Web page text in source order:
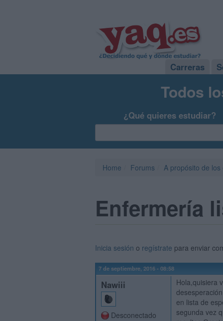
Carreras
Todos
¿Qué quieres estudiar?
Home Forums A propósito de los
Enfermería
Inicia sesión o regístrate para enviar
7 de septiembre, 2016 - 08:58
Nawiii
Desconectado
Hola,quisiera
en lista de
segunda vez